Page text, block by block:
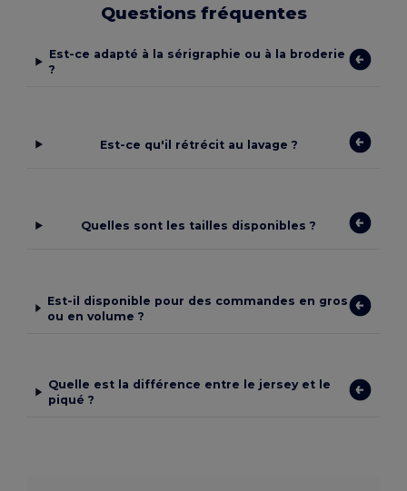
Questions fréquentes
Est-ce adapté à la sérigraphie ou à la broderie
?
Est-ce qu'il rétrécit au lavage ?
Quelles sont les tailles disponibles ?
Est-il disponible pour des commandes en gros
ou en volume ?
Quelle est la différence entre le jersey et le
piqué ?